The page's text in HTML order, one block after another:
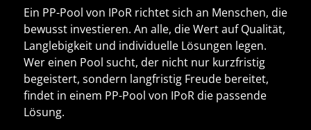
Ein PP-Pool von IPoRrichtet sich an Menschen, die
bewusst investieren. An alle, die Wert auf Qualität,
Langlebigkeit und individuelle Lösungen legen.
Wer einen Pool sucht, der nicht nur kurzfristig
begeistert, sondern langfristig Freude bereitet,
findet in einem PP-Pool von IPoR die passende
Lösung.